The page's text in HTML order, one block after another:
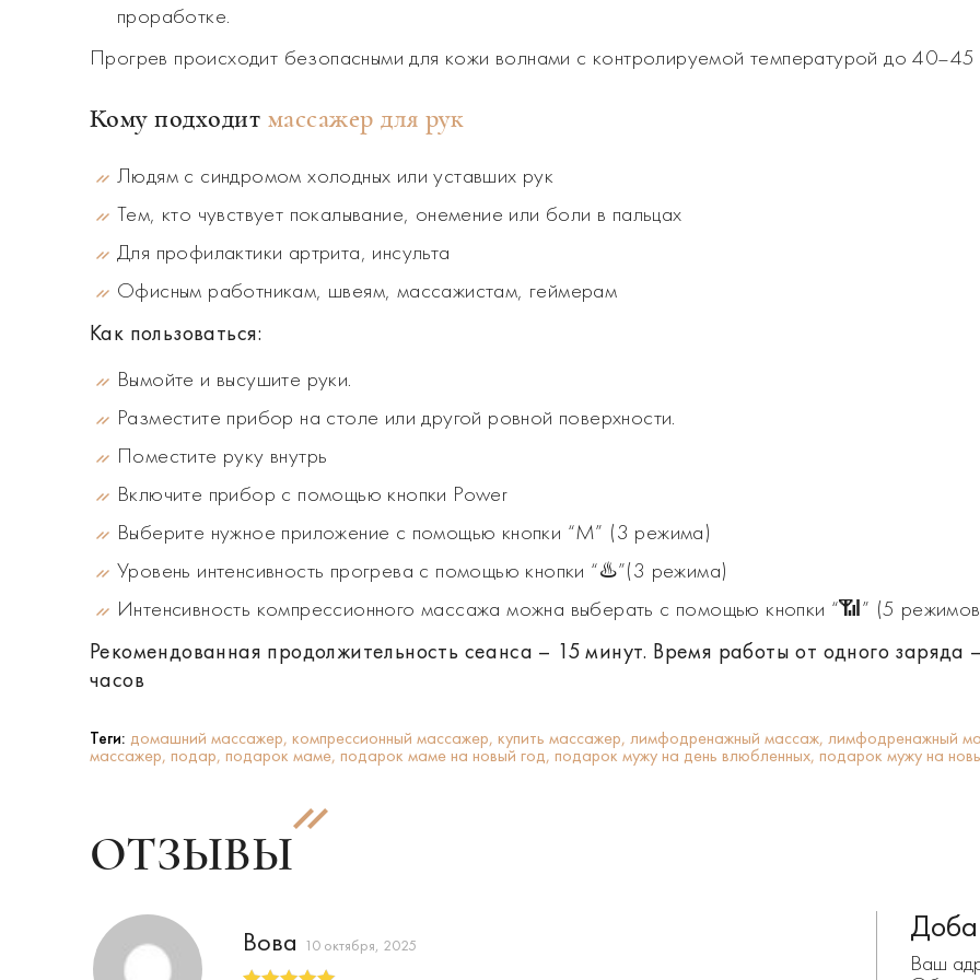
проработке.
Прогрев происходит безопасными для кожи волнами с контролируемой температурой до
Кому подходит массажер для рук
Людям с синдромом холодных или уставших рук
Тем, кто чувствует покалывание, онемение или боли в пальцах
Для профилактики артрита, инсульта
Офисным работникам, швеям, массажистам, геймерам
Как пользоваться:
Вымойте и высушите руки.
Разместите прибор на столе или другой ровной поверхности.
Поместите руку внутрь
Включите прибор с помощью кнопки Power
Выберите нужное приложение с помощью кнопки “М” (3 режима)
Уровень интенсивность прогрева с помощью кнопки “♨️”(3 режима)
Интенсивность компрессионного массажа можна выберать с помощью кнопки “📶” (5
Рекомендованная продолжительность сеанса – 15 минут. Время работы от одного заряда
часов
Теги: домашний массажер, компрессионный массажер, купить массажер, лимфодренажный массаж, лимфодренажный
массажер, подар, подарок маме, подарок маме на новый год, подарок мужу на день влюбленных, подарок мужу на
ОТЗЫВЫ
Вова 10 октября, 2025
Ваш